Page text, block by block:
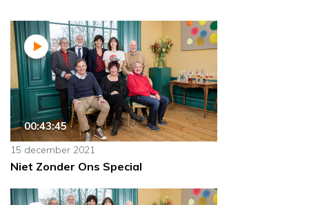
00:43:45
15 december 2021
Niet Zonder Ons Special